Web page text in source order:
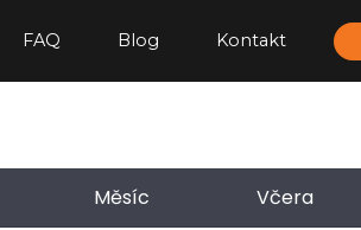
FAQ Blog Kontakt
Měsíc Včera